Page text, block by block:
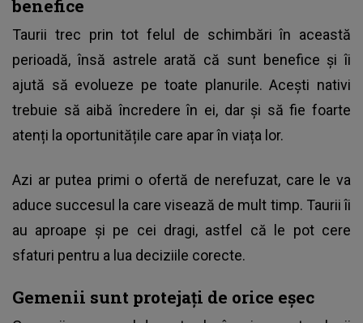
benefice
Taurii trec prin tot felul de schimbări în această
perioadă, însă astrele arată că sunt benefice și îi
ajută să evolueze pe toate planurile. Acești nativi
trebuie să aibă încredere în ei, dar și să fie foarte
atenți la oportunitățile care apar în viața lor.
Azi ar putea primi o ofertă de nerefuzat, care le va
aduce succesul la care visează de mult timp. Taurii îi
au aproape și pe cei dragi, astfel că le pot cere
sfaturi pentru a lua deciziile corecte.
Gemenii sunt protejați de orice eșec